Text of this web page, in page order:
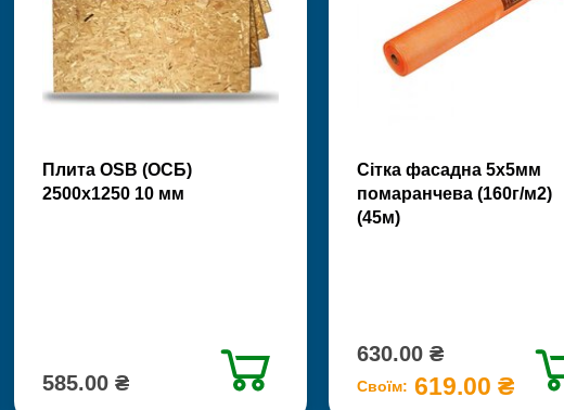
Плита OSB (ОСБ)
2500х1250 10 мм
585.00 ₴
Сітка фасадна 5х5мм
помаранчева (160г/м2)
(45м)
630.00 ₴
Своїм: 619.00 ₴